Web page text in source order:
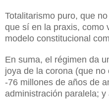
Totalitarismo puro, que
que sí en la praxis, como
modelo constitucional
En suma, el régimen da
joya de la corona (que
-76 millones de años de
administración paralela;